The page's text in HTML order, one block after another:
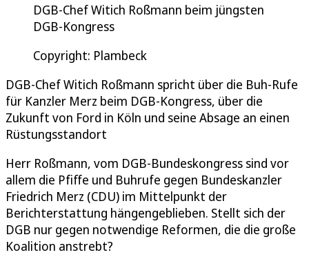
DGB-Chef Witich Roßmann beim jüngsten
DGB-Kongress
Copyright: Plambeck
DGB-Chef Witich Roßmann spricht über die Buh-Rufe
für Kanzler Merz beim DGB-Kongress, über die
Zukunft von Ford in Köln und seine Absage an einen
Rüstungsstandort
Herr Roßmann, vom DGB-Bundeskongress sind vor
allem die Pfiffe und Buhrufe gegen Bundeskanzler
Friedrich Merz (CDU) im Mittelpunkt der
Berichterstattung hängengeblieben. Stellt sich der
DGB nur gegen notwendige Reformen, die die große
Koalition anstrebt?